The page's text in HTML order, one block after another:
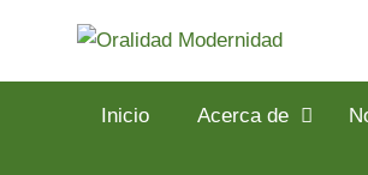
Inicio Acerca de